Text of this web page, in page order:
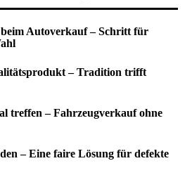
Autoverkauf – Schritt für
– Tradition trifft
treffen – Fahrzeugverkauf ohne
– Eine faire Lösung für defekte